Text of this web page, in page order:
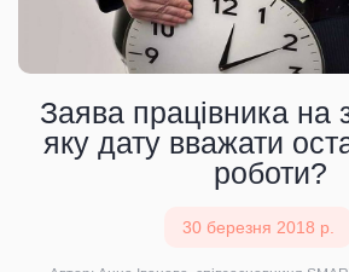
Заява працівника на
яку дату вважати
роботи?
30 березня 2018 р.